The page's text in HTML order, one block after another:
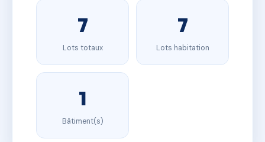
7
Lots totaux
7
Lots habitation
1
Bâtiment(s)